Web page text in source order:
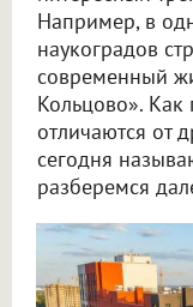
Например, в
наукоградов
современный
Кольцово». Как
отличаются от
сегодня
разберемся